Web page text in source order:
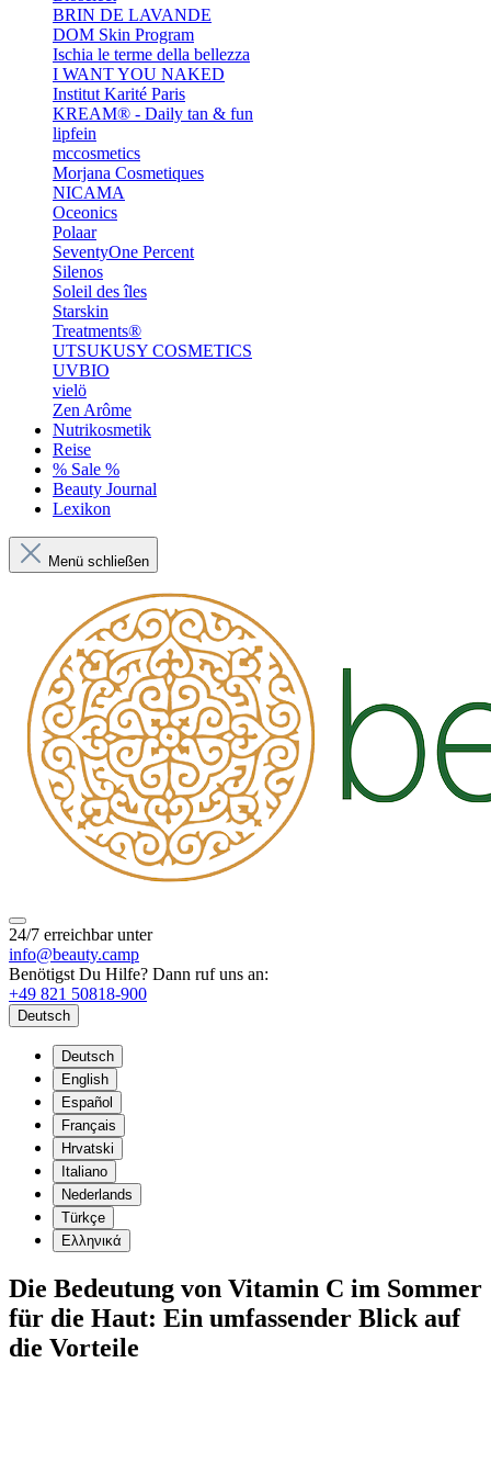
BRIN DE LAVANDE
DOM Skin Program
Ischia le terme della bellezza
I WANT YOU NAKED
Institut Karité Paris
KREAM® - Daily tan & fun
lipfein
mccosmetics
Morjana Cosmetiques
NICAMA
Oceonics
Polaar
SeventyOne Percent
Silenos
Soleil des îles
Starskin
Treatments®
UTSUKUSY COSMETICS
UVBIO
vielö
Zen Arôme
Nutrikosmetik
Reise
% Sale %
Beauty Journal
Lexikon
Menü schließen
24/7 erreichbar unter
info@beauty.camp
Benötigst Du Hilfe? Dann ruf uns an:
+49 821 50818-900
Deutsch
Deutsch
English
Español
Français
Hrvatski
Italiano
Nederlands
Türkçe
Ελληνικά
Die Bedeutung von Vitamin C im Sommer
für die Haut: Ein umfassender Blick auf
die Vorteile